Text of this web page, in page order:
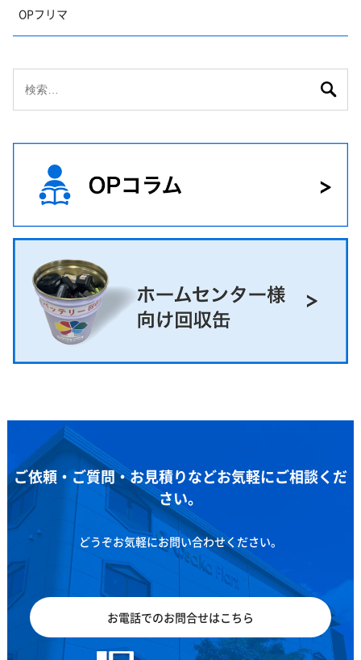
OPフリマ
索:
ご依頼・ご質問・お見積りなどお気軽にご相談くだ
さい。
どうぞお気軽にお問い合わせください。
お電話でのお問合せはこちら